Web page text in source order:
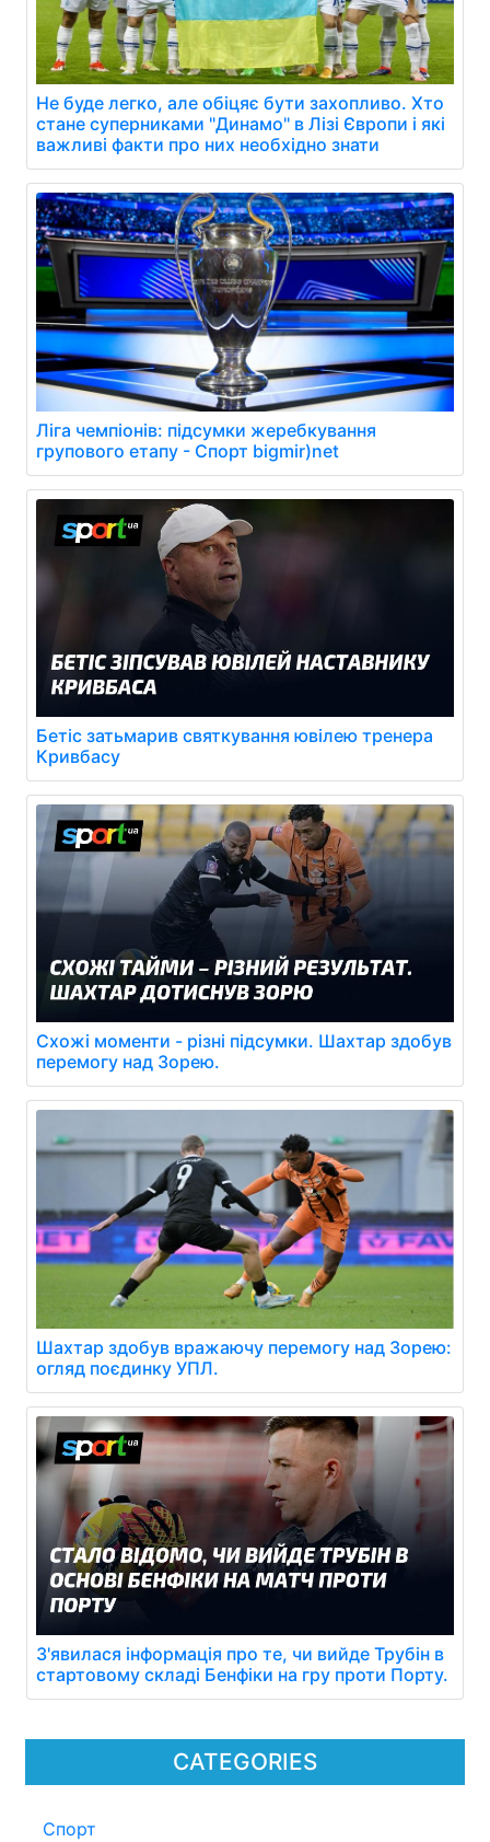
CATEGORIES
Спорт
Не буде легко, але обіцяє бути захопливо. Хто
стане суперниками "Динамо" в Лізі Європи і які
важливі факти про них необхідно знати
Ліга чемпіонів: підсумки жеребкування
групового етапу - Спорт bigmir)net
Бетіс затьмарив святкування ювілею тренера
Кривбасу
Схожі моменти - різні підсумки. Шахтар здобув
перемогу над Зорею.
Шахтар здобув вражаючу перемогу над Зорею:
огляд поєдинку УПЛ.
З'явилася інформація про те, чи вийде Трубін в
стартовому складі Бенфіки на гру проти Порту.